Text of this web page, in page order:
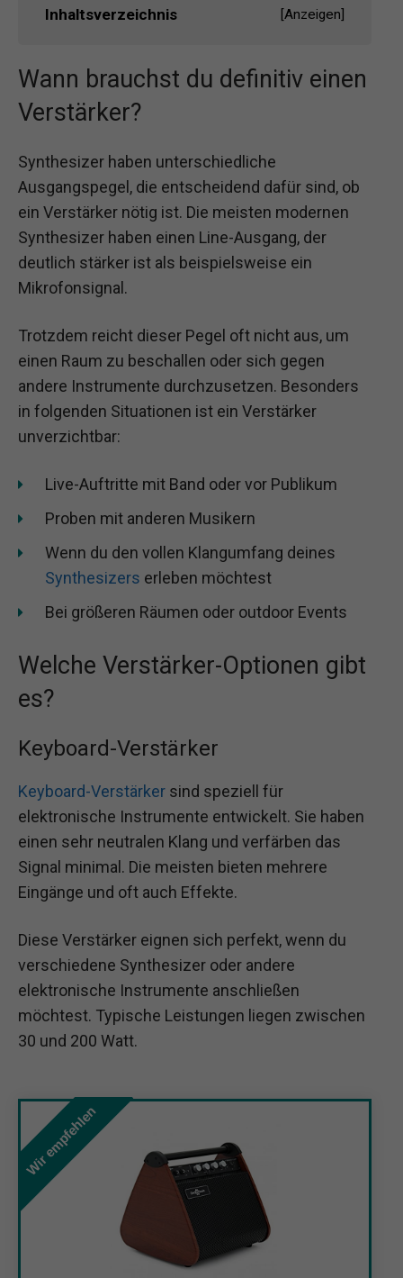
Inhaltsverzeichnis [Anzeigen]
Wann brauchst du definitiv einen
Verstärker?
Synthesizer haben unterschiedliche
Ausgangspegel, die entscheidend dafür sind, ob
ein Verstärker nötig ist. Die meisten modernen
Synthesizer haben einen Line-Ausgang, der
deutlich stärker ist als beispielsweise ein
Mikrofonsignal.
Trotzdem reicht dieser Pegel oft nicht aus, um
einen Raum zu beschallen oder sich gegen
andere Instrumente durchzusetzen. Besonders
in folgenden Situationen ist ein Verstärker
unverzichtbar:
Live-Auftritte mit Band oder vor Publikum
Proben mit anderen Musikern
Wenn du den vollen Klangumfang deines
Synthesizers erleben möchtest
Bei größeren Räumen oder outdoor Events
Welche Verstärker-Optionen gibt
es?
Keyboard-Verstärker
Keyboard-Verstärker sind speziell für
elektronische Instrumente entwickelt. Sie haben
einen sehr neutralen Klang und verfärben das
Signal minimal. Die meisten bieten mehrere
Eingänge und oft auch Effekte.
Diese Verstärker eignen sich perfekt, wenn du
verschiedene Synthesizer oder andere
elektronische Instrumente anschließen
möchtest. Typische Leistungen liegen zwischen
30 und 200 Watt.
Wir empfehlen